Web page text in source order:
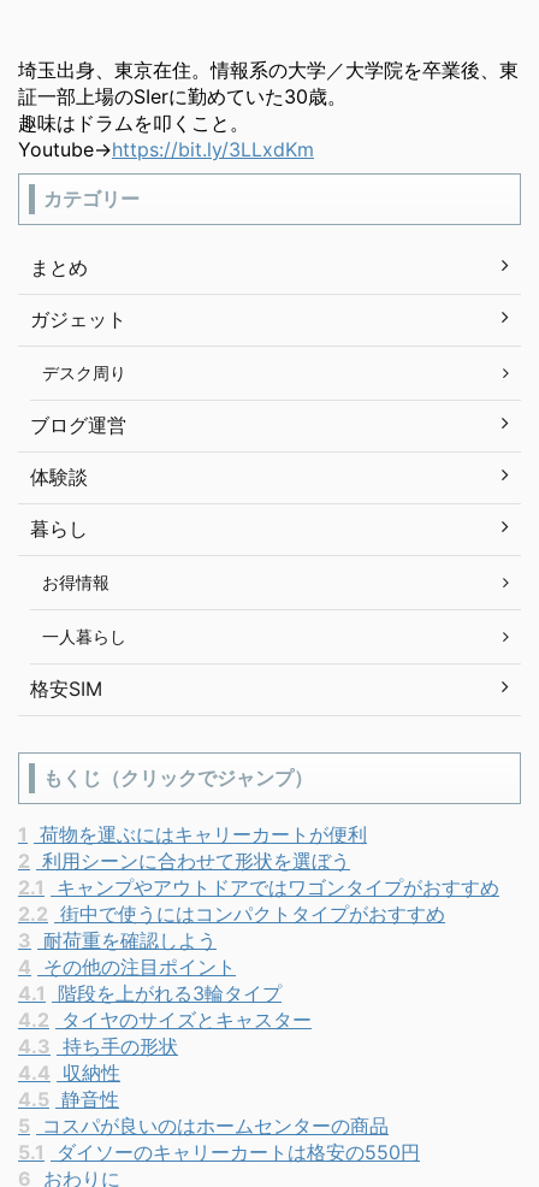
埼玉出身、東京在住。情報系の大学／大学院を卒業後、東
証一部上場のSIerに勤めていた30歳。
趣味はドラムを叩くこと。
Youtube→https://bit.ly/3LLxdKm
まとめ
ガジェット
デスク周り
ブログ運営
体験談
暮らし
お得情報
一人暮らし
もくじ（クリックでジャンプ）
1 荷物を運ぶにはキャリーカートが便利
2 利用シーンに合わせて形状を選ぼう
2.1 キャンプやアウトドアではワゴンタイプがおすすめ
2.2 街中で使うにはコンパクトタイプがおすすめ
3 耐荷重を確認しよう
4 その他の注目ポイント
4.1
階段を上がれる3輪タイプ
4.2
タイヤのサイズとキャスター
4.3 持ち手の形状
4.4 収納性
4.5
静音性
5
コスパが良いのはホームセンターの商品